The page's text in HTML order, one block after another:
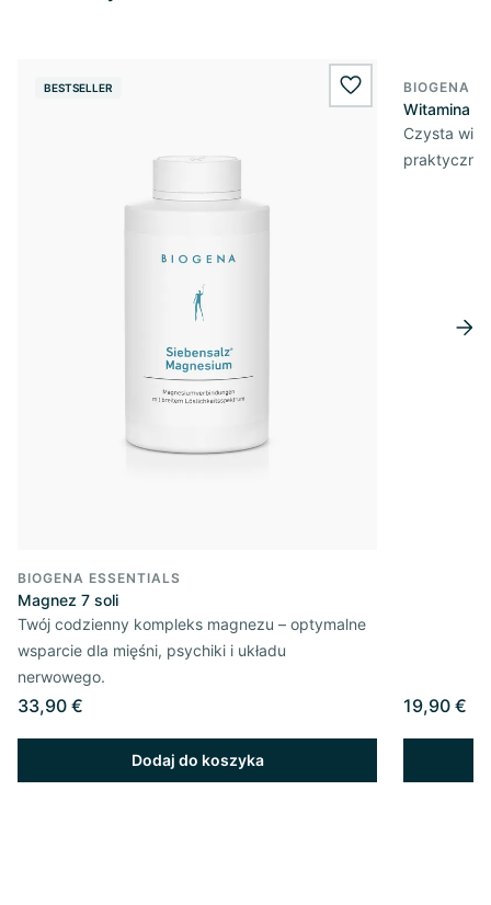
BESTSELLER wishlist.add
BIOGENA ESSENTIALS
Magnez 7 soli
Twój codzienny kompleks magnezu – optymalne
wsparcie dla mięśni, psychiki i układu
nerwowego.
33,90 €
Dodaj do koszyka
BIOGENA
Witamina
Czysta
19,90 €